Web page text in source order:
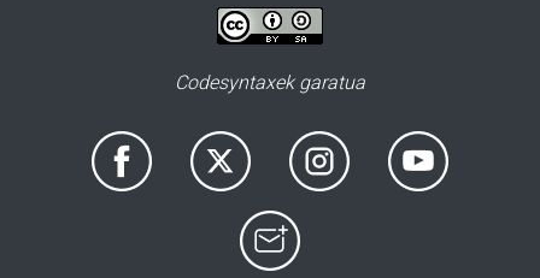
Codesyntaxek garatua